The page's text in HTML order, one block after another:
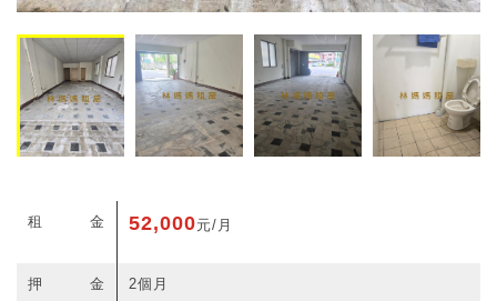
租金 52,000元/月
押金 2個月